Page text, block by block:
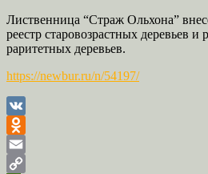
Лиственница “Страж Ольхона”
реестр старовозрастных деревьев и
раритетных деревьев.
https://newbur.ru/n/54197/
VK
Odnoklassniki
Email